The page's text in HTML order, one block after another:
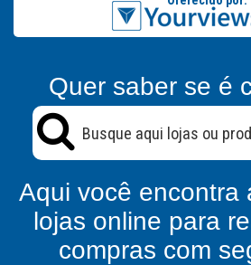
Quer saber se é
Aqui você encontra
lojas online para
compras com